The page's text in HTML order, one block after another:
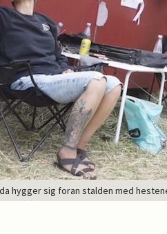
hygger sig foran stalden med